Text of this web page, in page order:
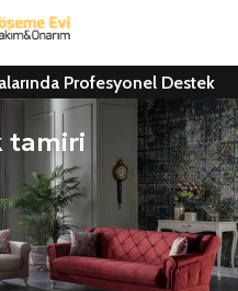
Profesyonel Destek
tamiri
ofis koltuk döşeme,
yedek parça hizmetlerini